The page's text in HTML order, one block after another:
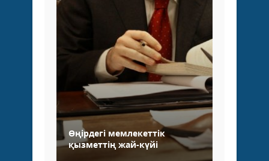
Өңірдегі мемлекеттік
қызметтің жай-күйі